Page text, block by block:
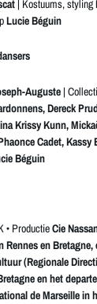
| Kostuums, styling
Lucie Béguin
Auguste |
Dereck
Krissy Kunn,
Cadet, Kassy
Béguin
• ProductieCie
Rennes en
(Regionale
en het
de Marseille in